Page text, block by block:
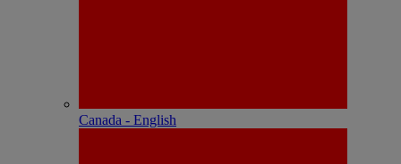
Canada - English